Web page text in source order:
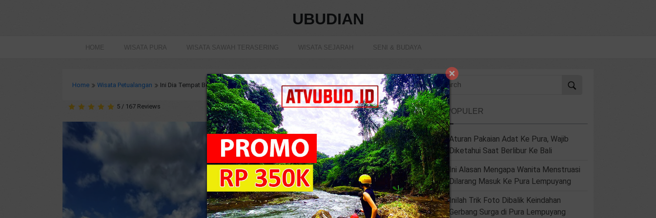
UBUDIAN
HOME WISATA PURA WISATA SAWAH TERASERING WISATA SEJARAH SENI & BUDAYA
Home Wisata Petualangan Ini Dia Tempat Bermain ATV di Ubud dengan Trek yang Tak Terlupakan
5 / 167 Reviews 6287 view
TERPOPULER
Aturan Pakaian Adat Ke Pura, Wajib
Diketahui Saat Berlibur Ke Bali
Ini Alasan Mengapa Wanita Menstruasi
Dilarang Masuk Ke Pura Lempuyang
Inilah Trik Foto Dibalik Keindahan
Gerbang Surga di Pura Lempuyang